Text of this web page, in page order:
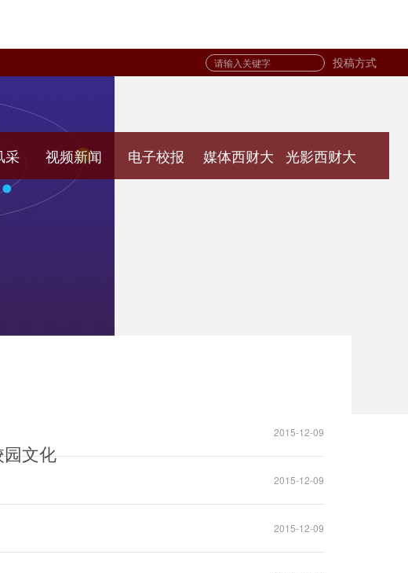
投稿方式
采 视频新闻 电子校报 媒体西财大 光影西财大
文化
2015-12-09
2015-12-09
2015-12-09